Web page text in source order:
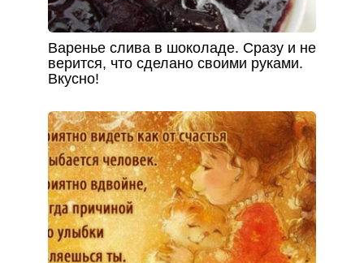
Варенье слива в шоколаде. Сразу и не
верится, что сделано своими руками.
Вкусно!